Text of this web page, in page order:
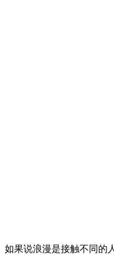
如果说浪漫是接触不同的